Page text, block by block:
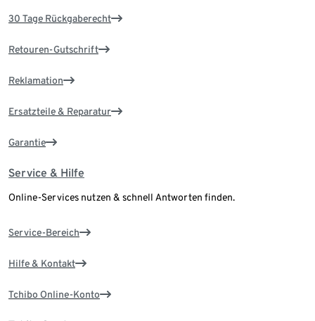
30 Tage Rückgaberecht
Retouren-Gutschrift
Reklamation
Ersatzteile & Reparatur
Garantie
Service & Hilfe
Online-Services nutzen & schnell Antworten finden.
Service-Bereich
Hilfe & Kontakt
Tchibo Online-Konto